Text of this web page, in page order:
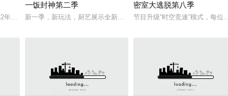
本，挑战81个脑洞大开的闯关游戏，触发层层反转的爆笑剧情。
年1月1日起与你相约每周六20：10！你好星期六，精彩看不够！
一饭封神第二季
新一季，新玩法，厨艺展示全新升级！厨神级的美味将持续上演，每
密室大逃脱第八季
节目升级“时空竞速”模式，每